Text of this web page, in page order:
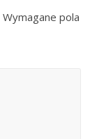
Wymagane pola